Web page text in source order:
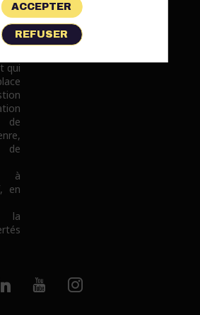
qui
de
de
à
en
la
ACCEPTER
REFUSER